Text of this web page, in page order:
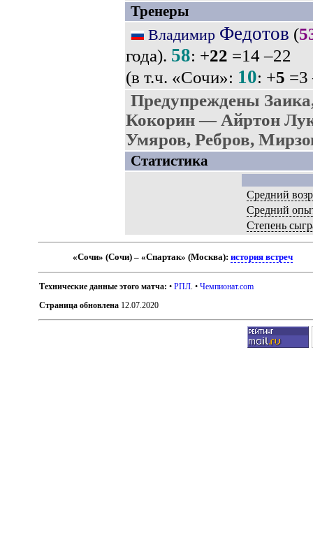
Тренеры
Владимир Федотов (
года). 58: +22 =14 –22
(в т.ч. «Сочи»: 10: +5 =3
Предупреждены
Кокорин — Айртон
Умяров, Ребров,
Статистика
Средний
Средний
Степень
«Сочи» (Сочи) – «Спартак» (Москва):история встреч
Технические данные этого матча: •РПЛ . •Чемпионат.com
Страница обновлена 12.07.2020